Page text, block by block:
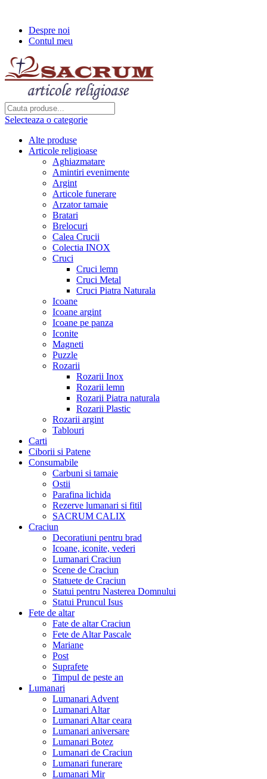
Despre noi
Contul meu
Selecteaza o categorie
Alte produse
Articole religioase
Aghiazmatare
Amintiri evenimente
Argint
Articole funerare
Arzator tamaie
Bratari
Brelocuri
Calea Crucii
Colectia INOX
Cruci
Cruci lemn
Cruci Metal
Cruci Piatra Naturala
Icoane
Icoane argint
Icoane pe panza
Iconite
Magneti
Puzzle
Rozarii
Rozarii Inox
Rozarii lemn
Rozarii Piatra naturala
Rozarii Plastic
Rozarii argint
Tablouri
Carti
Ciborii si Patene
Consumabile
Carbuni si tamaie
Ostii
Parafina lichida
Rezerve lumanari si fitil
SACRUM CALIX
Craciun
Decoratiuni pentru brad
Icoane, iconite, vederi
Lumanari Craciun
Scene de Craciun
Statuete de Craciun
Statui pentru Nasterea Domnului
Statui Pruncul Isus
Fete de altar
Fate de altar Craciun
Fete de Altar Pascale
Mariane
Post
Suprafete
Timpul de peste an
Lumanari
Lumanari Advent
Lumanari Altar
Lumanari Altar ceara
Lumanari aniversare
Lumanari Botez
Lumanari de Craciun
Lumanari funerare
Lumanari Mir